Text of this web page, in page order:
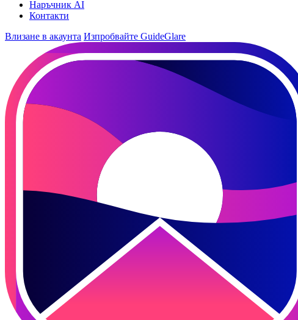
Наръчник AI
Контакти
Влизане в акаунта Изпробвайте GuideGlare